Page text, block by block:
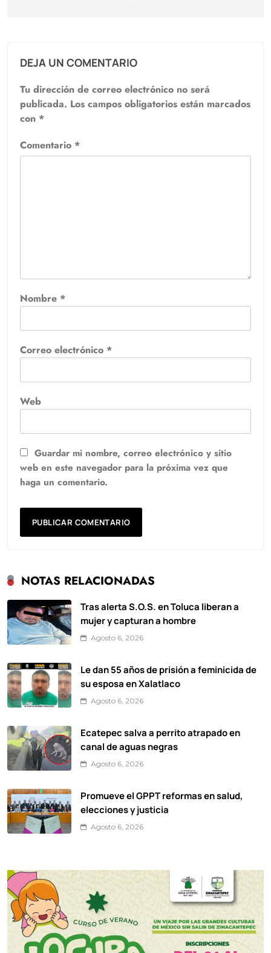
DEJA UN COMENTARIO
Tu dirección de correo electrónico no será
publicada. Los campos obligatorios están marcados
con *
Comentario *
Nombre *
Correo electrónico *
Web
Guardar mi nombre, correo electrónico y sitio
web en este navegador para la próxima vez que
haga un comentario.
NOTAS RELACIONADAS
Tras alerta S.O.S. en Toluca liberan a
mujer y capturan a hombre
Agosto 6, 2026
Le dan 55 años de prisión a feminicida de
su esposa en Xalatlaco
Agosto 6, 2026
Ecatepec salva a perrito atrapado en
canal de aguas negras
Agosto 6, 2026
Promueve el GPPT reformas en salud,
elecciones y justicia
Agosto 6, 2026